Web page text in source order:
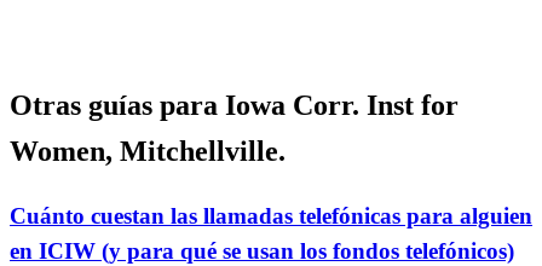
Otras guías para Iowa Corr. Inst for
Women, Mitchellville.
Cuánto cuestan las llamadas telefónicas para alguien
en ICIW (y para qué se usan los fondos telefónicos)